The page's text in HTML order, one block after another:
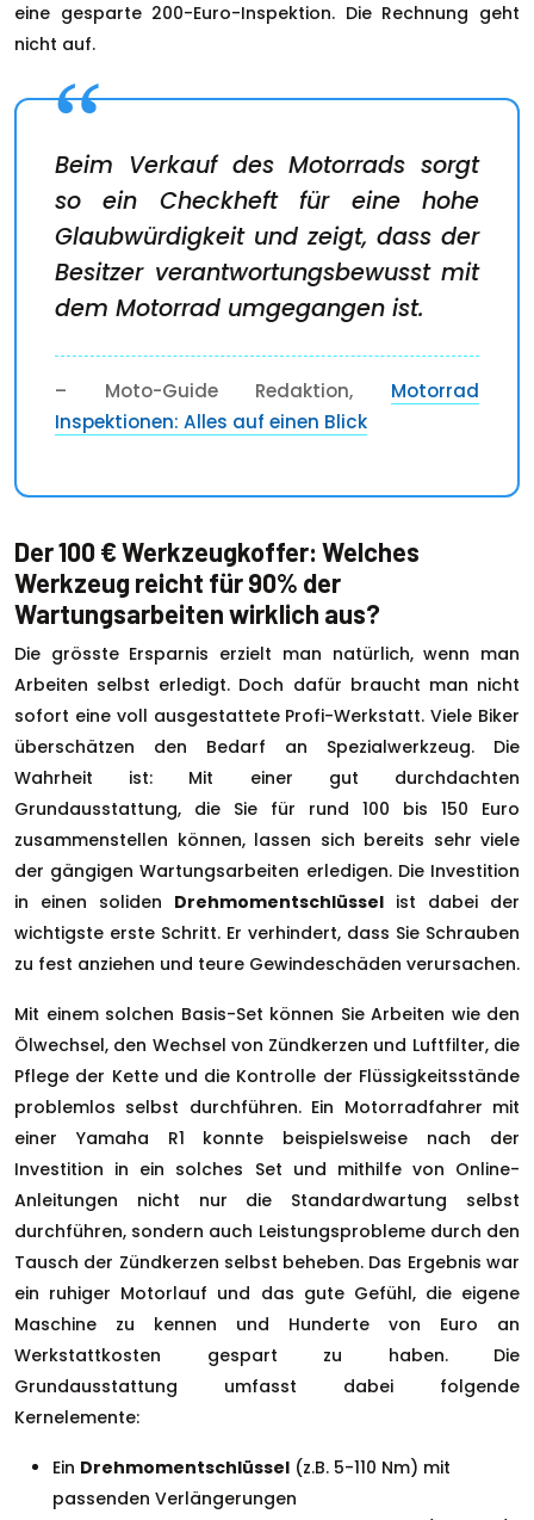
eine gesparte 200-Euro-Inspektion. Die Rechnung geht
nicht auf.
Beim Verkauf des Motorrads sorgt
so ein Checkheft für eine hohe
Glaubwürdigkeit und zeigt, dass der
Besitzer verantwortungsbewusst mit
dem Motorrad umgegangen ist.
– Moto-Guide Redaktion, Motorrad
Inspektionen: Alles auf einen Blick
Der 100 € Werkzeugkoffer: Welches
Werkzeug reicht für 90% der
Wartungsarbeiten wirklich aus?
Die grösste Ersparnis erzielt man natürlich, wenn man
Arbeiten selbst erledigt. Doch dafür braucht man nicht
sofort eine voll ausgestattete Profi-Werkstatt. Viele Biker
überschätzen den Bedarf an Spezialwerkzeug. Die
Wahrheit ist: Mit einer gut durchdachten
Grundausstattung, die Sie für rund 100 bis 150 Euro
zusammenstellen können, lassen sich bereits sehr viele
der gängigen Wartungsarbeiten erledigen. Die Investition
in einen soliden Drehmomentschlüssel ist dabei der
wichtigste erste Schritt. Er verhindert, dass Sie Schrauben
zu fest anziehen und teure Gewindeschäden verursachen.
Mit einem solchen Basis-Set können Sie Arbeiten wie den
Ölwechsel, den Wechsel von Zündkerzen und Luftfilter, die
Pflege der Kette und die Kontrolle der Flüssigkeitsstände
problemlos selbst durchführen. Ein Motorradfahrer mit
einer Yamaha R1 konnte beispielsweise nach der
Investition in ein solches Set und mithilfe von Online-
Anleitungen nicht nur die Standardwartung selbst
durchführen, sondern auch Leistungsprobleme durch den
Tausch der Zündkerzen selbst beheben. Das Ergebnis war
ein ruhiger Motorlauf und das gute Gefühl, die eigene
Maschine zu kennen und Hunderte von Euro an
Werkstattkosten gespart zu haben. Die
Grundausstattung umfasst dabei folgende
Kernelemente:
Ein Drehmomentschlüssel (z.B. 5-110 Nm) mit
passenden Verlängerungen